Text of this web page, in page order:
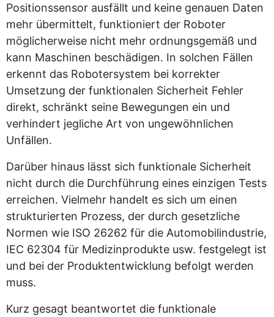
Positionssensor ausfällt und keine genauen Daten
mehr übermittelt, funktioniert der Roboter
möglicherweise nicht mehr ordnungsgemäß und
kann Maschinen beschädigen. In solchen Fällen
erkennt das Robotersystem bei korrekter
Umsetzung der funktionalen Sicherheit Fehler
direkt, schränkt seine Bewegungen ein und
verhindert jegliche Art von ungewöhnlichen
Unfällen.
Darüber hinaus lässt sich funktionale Sicherheit
nicht durch die Durchführung eines einzigen Tests
erreichen. Vielmehr handelt es sich um einen
strukturierten Prozess, der durch gesetzliche
Normen wie ISO 26262 für die Automobilindustrie,
IEC 62304 für Medizinprodukte usw. festgelegt ist
und bei der Produktentwicklung befolgt werden
muss.
Kurz gesagt beantwortet die funktionale